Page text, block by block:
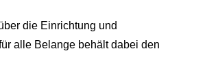
die Einrichtung und
alle Belange behält dabei den